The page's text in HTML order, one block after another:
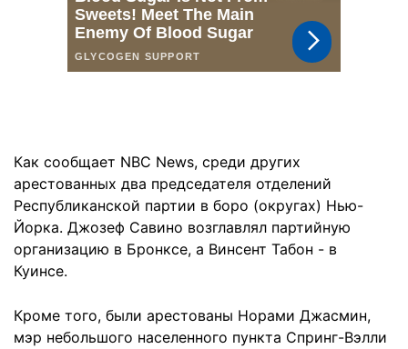
Как сообщает NBC News, среди других
арестованных два председателя отделений
Республиканской партии в боро (округах) Нью-
Йорка. Джозеф Савино возглавлял партийную
организацию в Бронксе, а Винсент Табон - в
Куинсе.
Кроме того, были арестованы Норами Джасмин,
мэр небольшого населенного пункта Спринг-Вэлли